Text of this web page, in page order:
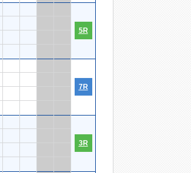
5R
7R
3R